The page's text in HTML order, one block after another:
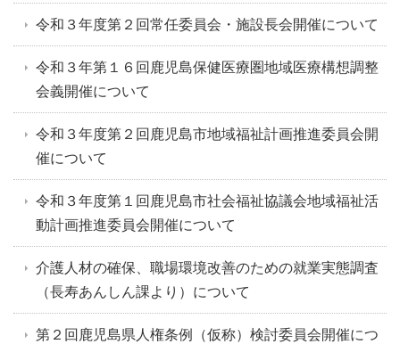
令和３年度第２回常任委員会・施設長会開催について
令和３年第１６回鹿児島保健医療圏地域医療構想調整
会義開催について
令和３年度第２回鹿児島市地域福祉計画推進委員会開
催について
令和３年度第１回鹿児島市社会福祉協議会地域福祉活
動計画推進委員会開催について
介護人材の確保、職場環境改善のための就業実態調査
（長寿あんしん課より）について
第２回鹿児島県人権条例（仮称）検討委員会開催につ